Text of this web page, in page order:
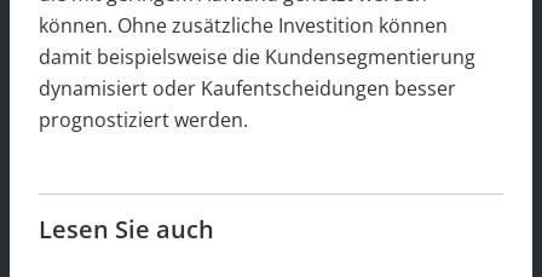
können. Ohne zusätzliche Investition können
damit beispielsweise die Kundensegmentierung
dynamisiert oder Kaufentscheidungen besser
prognostiziert werden.
Lesen Sie auch